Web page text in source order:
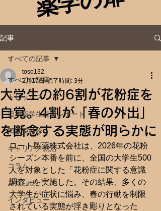
記事
すべての記事
トピックス
日本薬学生連盟レポート
国試探検隊
キャリア／就活
コラム
お知らせ
インタビュー
すべての記事
大学生の約6割が花粉症を
自覚。4割が「春の外出」
を断念する実態が明らかに
toso132
2月17日 読了時間: 3分
ロート製薬株式会社は、2026年の花粉
シーズン本番を前に、全国の大学生500
人を対象とした「花粉症に関する意識
調査」を実施した。その結果、多くの
大学生が症状に悩み、春の行動を制限
されている実態が浮き彫りとなった